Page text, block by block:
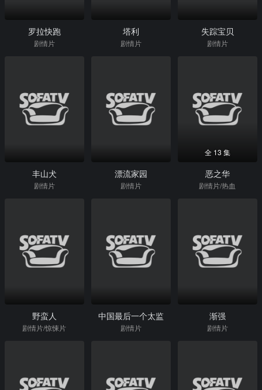
罗拉快跑
剧情片
塔利
剧情片
失踪宝贝
剧情片
丰山犬
剧情片
漂流家园
剧情片
全 13 集
恶之华
剧情片/热血
野蛮人
剧情片/惊悚片
中国最后一个太监
剧情片
渐强
剧情片